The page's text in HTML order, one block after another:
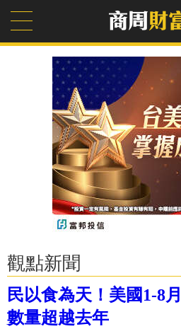
觀點新聞
民以食為天！美國1-8
數量超越去年